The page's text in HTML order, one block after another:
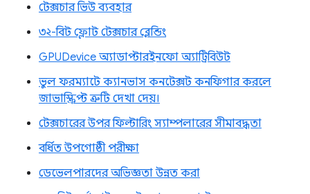
টেক্সচার ভিউ ব্যবহার
৩২-বিট ফ্লোট টেক্সচার ব্লেন্ডিং
GPUDevice অ্যাডাপ্টারইনফো অ্যাট্রিবিউট
ভুল ফরম্যাটে ক্যানভাস কনটেক্সট কনফিগার করলে
জাভাস্ক্রিপ্ট ত্রুটি দেখা দেয়।
টেক্সচারের উপর ফিল্টারিং স্যাম্পলারের সীমাবদ্ধতা
বর্ধিত উপগোষ্ঠী পরীক্ষা
ডেভেলপারদের অভিজ্ঞতা উন্নত করা